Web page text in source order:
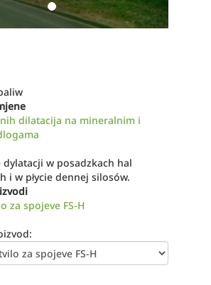
dilatacija na mineralnim i
dylatacji w posadzkach hal
i w płycie dennej silosów.
za spojeve FS-H